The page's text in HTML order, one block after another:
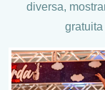
diversa,